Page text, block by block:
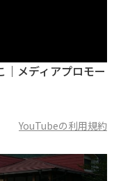
｜メディアプロモー
YouTubeの利用規約